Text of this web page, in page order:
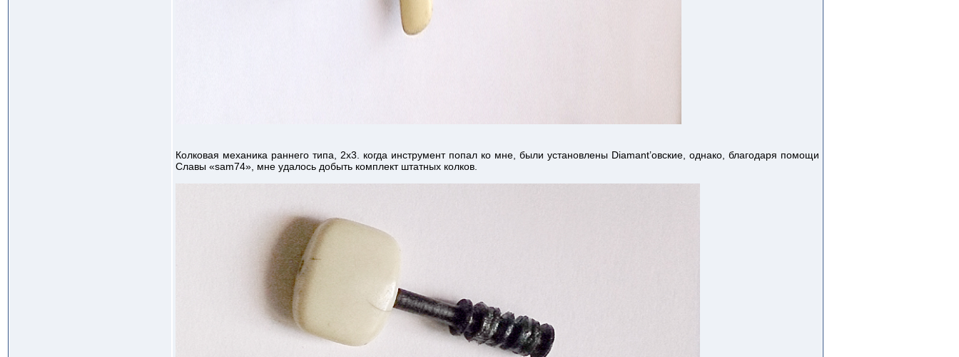
Колковая механика раннего типа, 2х3. когда инструмент попал ко мне, были установлены Diamant’овские, однако, благодаря помощи
Славы «sam74», мне удалось добыть комплект штатных колков.